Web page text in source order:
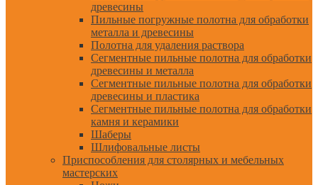
древесины
Пильные погружные полотна для обработки
металла и древесины
Полотна для удаления раствора
Сегментные пильные полотна для обработки
древесины и металла
Сегментные пильные полотна для обработки
древесины и пластика
Сегментные пильные полотна для обработки
камня и керамики
Шаберы
Шлифовальные листы
Приспособления для столярных и мебельных
мастерских